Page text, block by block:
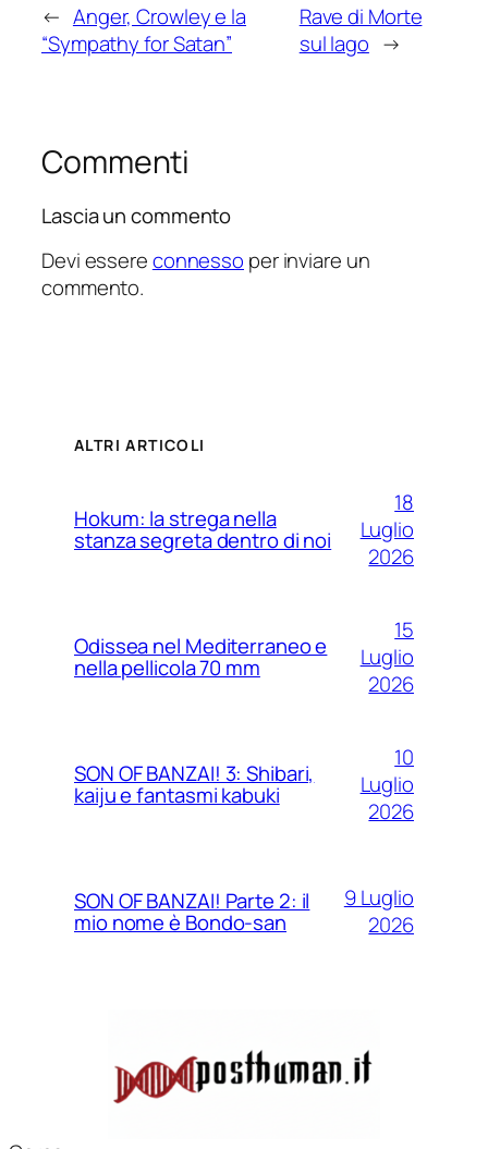
← Anger, Crowley e la
“Sympathy for Satan”
Rave di Morte
sul lago →
Commenti
Lascia un commento
Devi essereconnesso per inviare un
commento.
ALTRI ARTICOLI
Hokum: la strega nella
stanza segreta dentro di noi
18
Luglio
2026
Odissea nel Mediterraneo e
nella pellicola 70 mm
15
Luglio
2026
SON OF BANZAI! 3: Shibari,
kaiju e fantasmi kabuki
10
Luglio
2026
SON OF BANZAI! Parte 2: il
mio nome è Bondo-san
9 Luglio
2026